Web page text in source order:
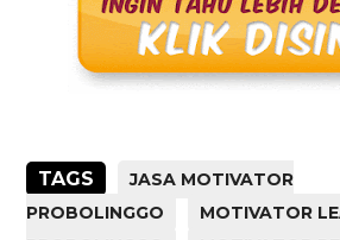
TAGS
JASA MOTIVATOR
PROBOLINGGO
MOTIVATOR